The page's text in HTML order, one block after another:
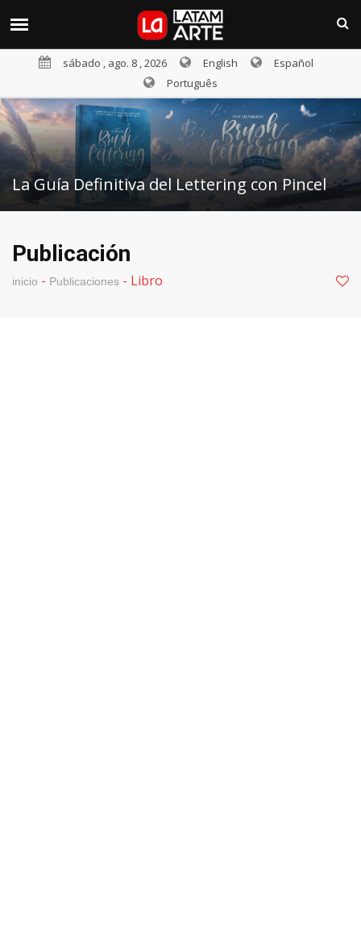
sábado , ago. 8 , 2026 English
Español
Português
La Guía Definitiva del Lettering con Pincel
Publicación
inicio - Publicaciones - Libro